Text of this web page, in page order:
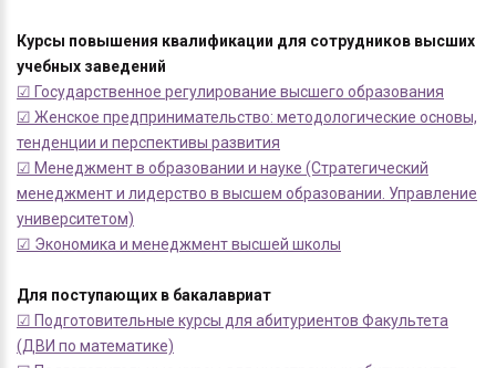
Курсы повышения квалификации для сотрудников высших
учебных заведений
☑ Государственное регулирование высшего образования
☑ Женское предпринимательство: методологические основы,
тенденции и перспективы развития
☑ Менеджмент в образовании и науке (Стратегический
менеджмент и лидерство в высшем образовании. Управление
университетом)
☑ Экономика и менеджмент высшей школы
Для поступающих в бакалавриат
☑ Подготовительные курсы для абитуриентов Факультета
(ДВИ по математике)